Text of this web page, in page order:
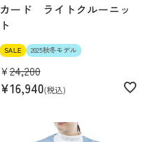
カード ライトクルーニッ
ト
SALE 2025秋冬モデル
¥24,200
¥16,940 税込